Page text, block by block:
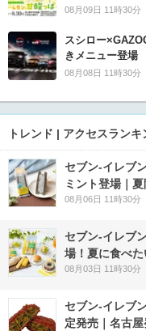
08月09日 11時30分
スシロー
きメニュー登場
08月08日 11時30分
トレンド | アクセスランキ
セブン‐イレブ
ミント登場｜
08月06日 11時30分
セブン‐イレブ
場！夏に食べ
08月03日 11時30分
セブン-イレブ
定発売｜名古